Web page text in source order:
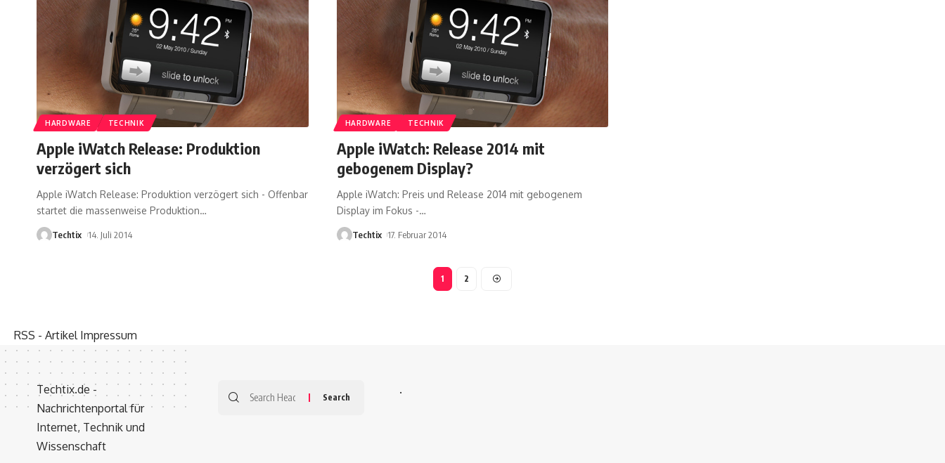
HARDWARE TECHNIK
Apple iWatch Release: Produktion
verzögert sich
Apple iWatch Release: Produktion verzögert sich - Offenbar
startet die massenweise Produktion…
Techtix 14. Juli 2014
HARDWARE TECHNIK
Apple iWatch: Release 2014 mit
gebogenem Display?
Apple iWatch: Preis und Release 2014 mit gebogenem
Display im Fokus -…
Techtix 17. Februar 2014
1 2
RSS - Artikel Impressum
Techtix.de -
Nachrichtenportal für
Internet, Technik und
Wissenschaft
.